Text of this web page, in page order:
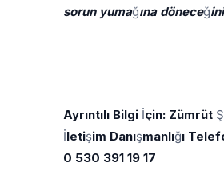
sorun yumağına döneceğ
Ayrıntılı Bilgi İçin: Zümrüt Ş
İletişim Danışmanlığı
0 530 391 19 17